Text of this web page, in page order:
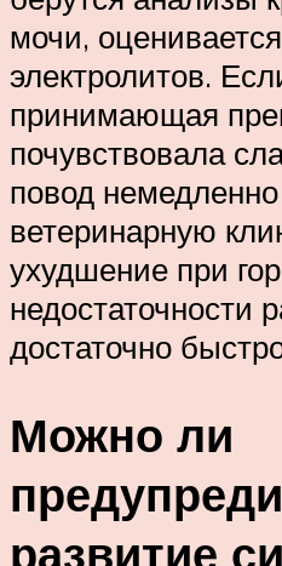
мочи,
электролитов.
принимающая
почувствовала
повод
ветеринарную
ухудшение при
недостаточности
достаточно
Можно ли
развитие